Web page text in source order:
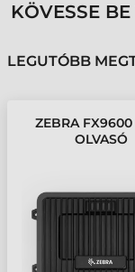
KÖVESSE
LEGUTÓBB
ZEBRA FX9600
OLVASÓ